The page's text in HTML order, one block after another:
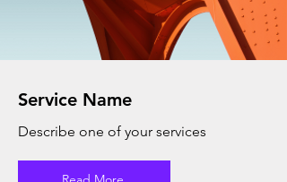
Service Name
Describe one of your services